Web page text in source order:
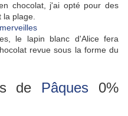
chocolat, j'ai opté pour des
plage.
le lapin blanc d'Alice fera
revue sous la forme du
de Pâques 0%